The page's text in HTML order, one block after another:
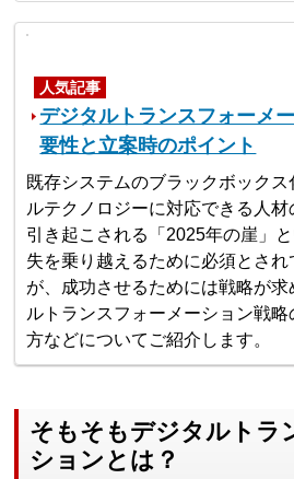
人気記事
デジタルトランスフォーメ
要性と立案時のポイント
既存システムのブラックボック
ルテクノロジーに対応できる人
引き起こされる「2025年の崖」
失を乗り越えるために必須とさ
が、成功させるためには戦略が
ルトランスフォーメーション戦
方などについてご紹介します。
そもそもデジタルトラ
ションとは？